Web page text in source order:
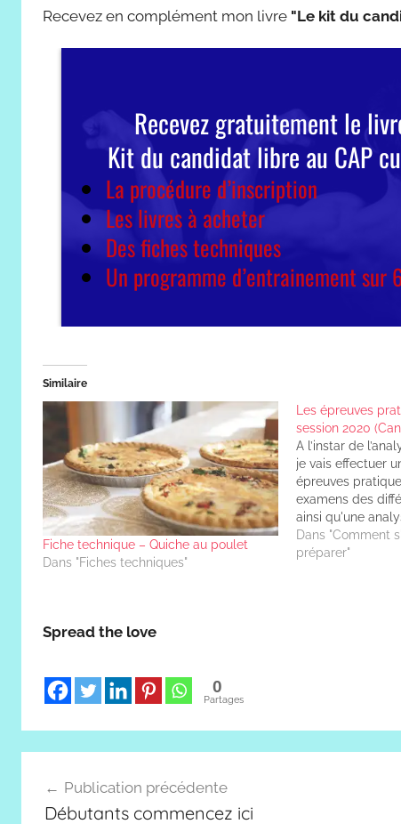
Recevez en complément mon livre "Le kit du
Similaire
Fiche technique – Quiche au poulet
Dans "Fiches techniques"
Les épreuves
session 2020
A l’instar de
je vais effectuer
épreuves
examens des
ainsi qu'une
pratiques
2020. L’année
Dans "Comment
préparer"
Spread the love
0
Partages
de
Publication précédente
Débutants commencez ici